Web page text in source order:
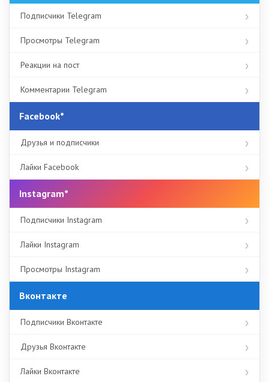
Подписчики Telegram
Просмотры Telegram
Реакции на пост
Комментарии Telegram
Facebook*
Друзья и подписчики
Лайки Facebook
Instagram*
Подписчики Instagram
Лайки Instagram
Просмотры Instagram
Вконтакте
Подписчики Вконтакте
Друзья Вконтакте
Лайки Вконтакте